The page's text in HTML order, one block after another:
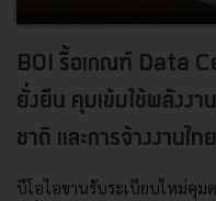
BOI รื้อเกณฑ์ Data
ยั่งยืน คุมเข้มใช้พลังง
ชาติ และการจ้างงานไทย
บีโอไอขานรับระเบียบใหม่คุม